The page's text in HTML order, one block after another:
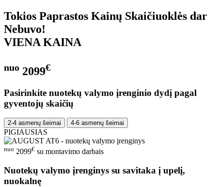
Tokios Paprastos Kainų Skaičiuoklės dar
Nebuvo!
VIENA KAINA
nuo 2099€
Pasirinkite nuotekų valymo įrenginio dydį pagal
gyventojų skaičių
2-4 asmenų šeimai 4-6 asmenų šeimai
PIGIAUSIAS
nuo 2099€ su montavimo darbais
Nuotekų valymo įrenginys su savitaka į upelį,
nuokalnę